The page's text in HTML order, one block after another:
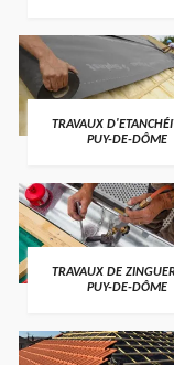
TRAVAUX
PUY-DE-DÔME
TRAVAUX DE
PUY-DE-DÔME